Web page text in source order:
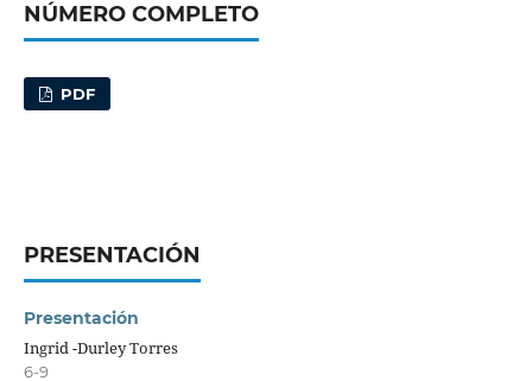
NÚMERO COMPLETO
PDF
PRESENTACIÓN
Presentación
Ingrid -Durley Torres
6-9